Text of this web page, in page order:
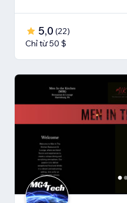
5,0 (22)
Chỉ từ 50 $